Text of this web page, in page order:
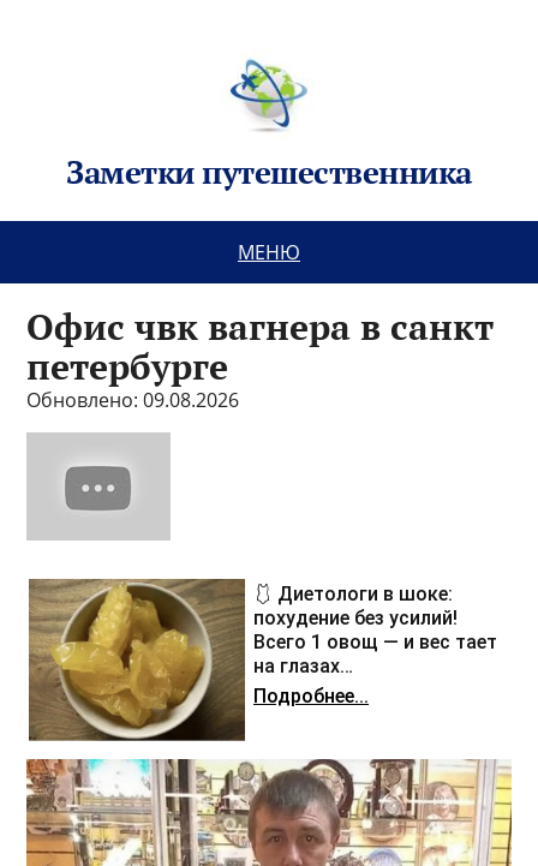
Заметки путешественника
МЕНЮ
Офис чвк вагнера в санкт
петербурге
Обновлено: 09.08.2026
🩱 Диетологи в шоке:
похудение без усилий!
Всего 1 овощ — и вес тает
на глазах…
Подробнее...